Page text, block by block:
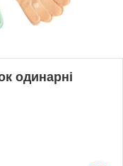
одинарні